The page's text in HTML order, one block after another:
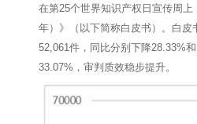
在第25个世界知识产权日宣传周
年）》（以下简称白皮书）。白
52,061件，同比分别下降28.33%
33.07%，审判质效稳步提升。